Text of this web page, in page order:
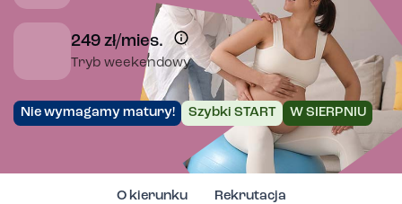
249 zł/mies.
Tryb weekendowy
Nie wymagamy matury! Szybki START W SIERPNIU
O kierunku Rekrutacja